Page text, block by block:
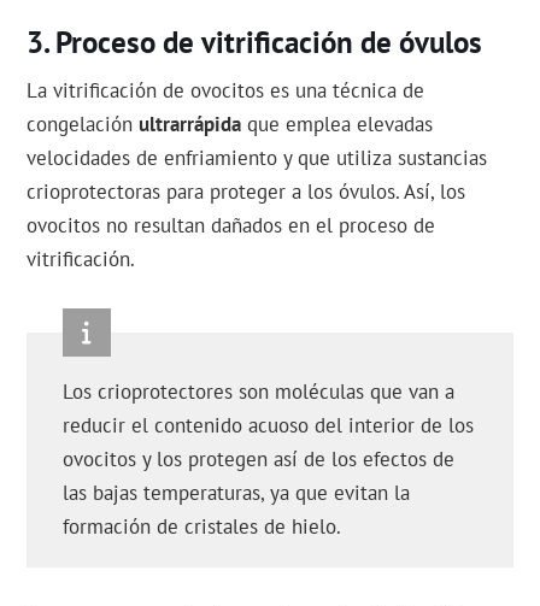
Proceso de vitrificación de óvulos
La vitrificación de ovocitos es una técnica de
congelación ultrarrápida que emplea elevadas
velocidades de enfriamiento y que utiliza sustancias
crioprotectoras para proteger a los óvulos. Así, los
ovocitos no resultan dañados en el proceso de
vitrificación.
Los crioprotectores son moléculas que van a
reducir el contenido acuoso del interior de los
ovocitos y los protegen así de los efectos de
las bajas temperaturas, ya que evitan la
formación de cristales de hielo.